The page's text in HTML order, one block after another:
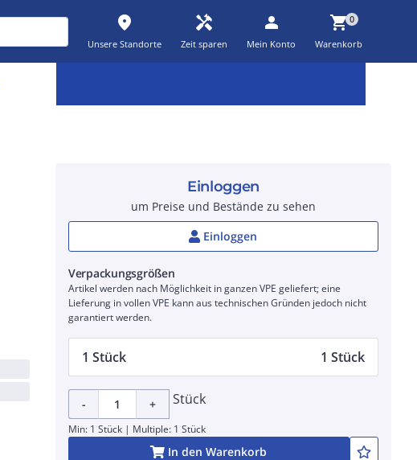
place
Unsere Standorte
handyman
Zeit sparen
person
Mein Konto
shopping_cart0
Warenkorb
Einloggen
um Preise und Bestände zu sehen
Einloggen
Verpackungsgrößen
Artikel werden nach Möglichkeit in ganzen VPE geliefert; eine
Lieferung in vollen VPE kann aus technischen Gründen jedoch nicht
garantiert werden.
1 Stück 1 Stück
- + Stück
Min: 1 Stück | Multiple: 1 Stück
In den Warenkorb